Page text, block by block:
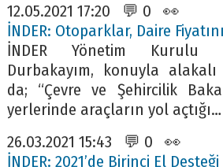
12.05.2021 17:20 💬 0 👀
İNDER: Otoparklar, Daire
İNDER Yönetim Kurulu
Durbakayım, konuyla alakalı
da; “Çevre ve Şehircilik
yerlerinde araçların yol açtığı…
26.03.2021 15:43 💬 0 👀
İNDER: 2021’de Birinci El